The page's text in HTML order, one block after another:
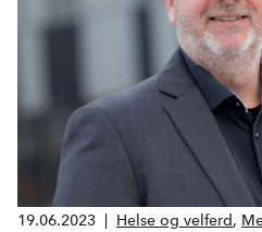
19.06.2023 Helse og velferd,